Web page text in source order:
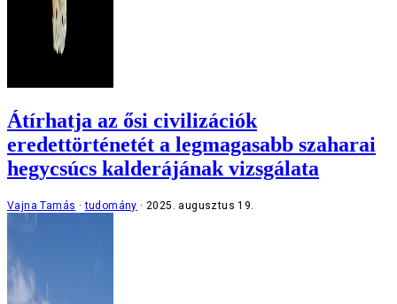
Átírhatja az ősi civilizációk
eredettörténetét a legmagasabb szaharai
hegycsúcs kalderájának vizsgálata
Vajna Tamás tudomány 2025. augusztus 19.